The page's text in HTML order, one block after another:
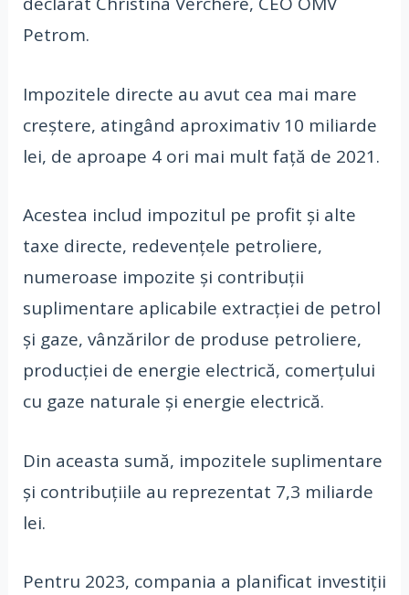
Petrom.
Impozitele directe au avut cea mai mare
creştere, atingând aproximativ 10 miliarde
lei, de aproape 4 ori mai mult faţă de 2021.
Acestea includ impozitul pe profit şi alte
taxe directe, redevenţele petroliere,
numeroase impozite şi contribuţii
suplimentare aplicabile extracţiei de petrol
şi gaze, vânzărilor de produse petroliere,
producţiei de energie electrică, comerţului
cu gaze naturale şi energie electrică.
Din aceasta sumă, impozitele suplimentare
şi contribuţiile au reprezentat 7,3 miliarde
lei.
Pentru 2023, compania a planificat investiţii